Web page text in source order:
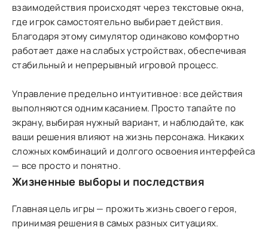
взаимодействия происходят через текстовые окна,
где игрок самостоятельно выбирает действия.
Благодаря этому симулятор одинаково комфортно
работает даже на слабых устройствах, обеспечивая
стабильный и непрерывный игровой процесс.
Управление предельно интуитивное: все действия
выполняются одним касанием. Просто тапайте по
экрану, выбирая нужный вариант, и наблюдайте, как
ваши решения влияют на жизнь персонажа. Никаких
сложных комбинаций и долгого освоения интерфейса
— все просто и понятно.
Жизненные выборы и последствия
Главная цель игры — прожить жизнь своего героя,
принимая решения в самых разных ситуациях.